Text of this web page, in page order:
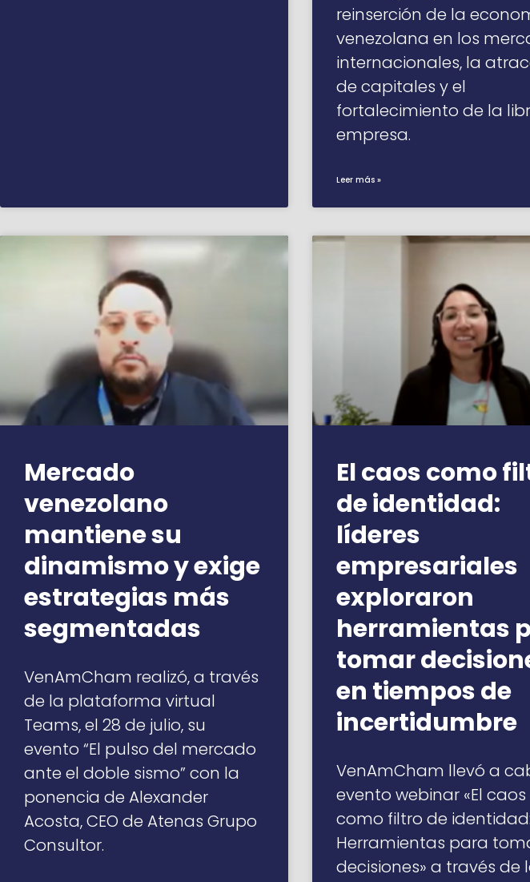
reinserción de la
venezolana en los
internacionales, la
de capitales y el
fortalecimiento de la
empresa.
Leer más »
Mercado
venezolano
mantiene su
dinamismo y exige
estrategias más
segmentadas
VenAmCham realizó, a través
de la plataforma virtual
Teams, el 28 de julio, su
evento “El pulso del mercado
ante el doble sismo” con la
ponencia de Alexander
Acosta, CEO de Atenas Grupo
Consultor.
El caos como
de identidad:
líderes
empresariales
exploraron
herramientas
tomar
en tiempos de
incertidumbre
VenAmCham llevó a
evento webinar «El caos
como filtro de identidad:
Herramientas para
decisiones» a través de